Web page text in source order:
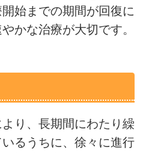
始までの期間が回復に
かな治療が大切です。
り、長期間にわたり繰
るうちに、徐々に進行